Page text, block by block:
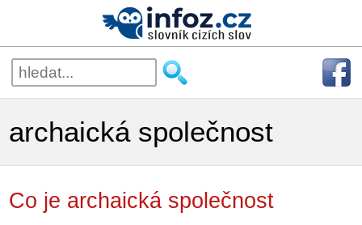
archaická společnost
Co je archaická společnost